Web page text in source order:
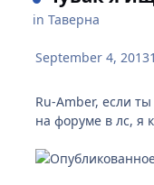
inТаверна
September 4, 2013
Ru-Amber, если
на форуме в лс, я